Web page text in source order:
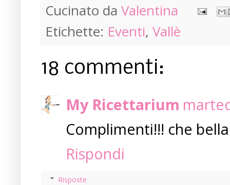
Cucinato da Valentina
Etichette: Eventi, Vallè
18 commenti:
My Ricettarium
Complimenti!!! che
Rispondi
Risposte